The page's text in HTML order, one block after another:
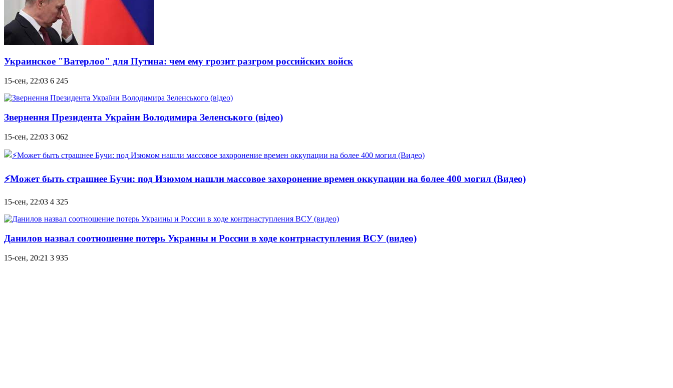
Украинское "Ватерлоо" для Путина: чем ему грозит разгром российских войск
15-сен, 22:03 6 245
Звернення Президента України Володимира Зеленського (відео)
15-сен, 22:03 3 062
⚡Может быть страшнее Бучи: под Изюмом нашли массовое захоронение времен оккупации на более 400 могил (Видео)
15-сен, 22:03 4 325
Данилов назвал соотношение потерь Украины и России в ходе контрнаступления ВСУ (видео)
15-сен, 20:21 3 935